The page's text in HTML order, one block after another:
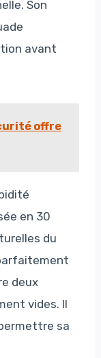
Son
avant
offre
en 30
du
deux
vides. Il
sa